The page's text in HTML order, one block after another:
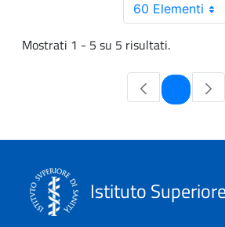
60 Elementi
Mostrati 1 - 5 su 5 risultati.
Pagina
Istituto